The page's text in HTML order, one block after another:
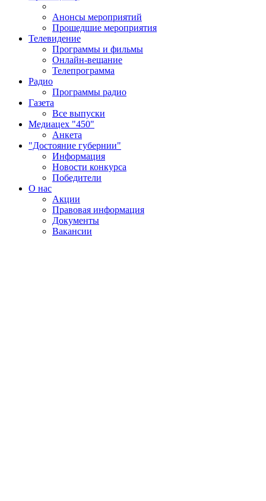
Анонсы мероприятий
Прошедшие мероприятия
Телевидение
Программы и фильмы
Онлайн-вещание
Телепрограмма
Радио
Программы радио
Газета
Все выпуски
Медиацех "450"
Анкета
"Достояние губернии"
Информация
Новости конкурса
Победители
О нас
Акции
Правовая информация
Документы
Вакансии